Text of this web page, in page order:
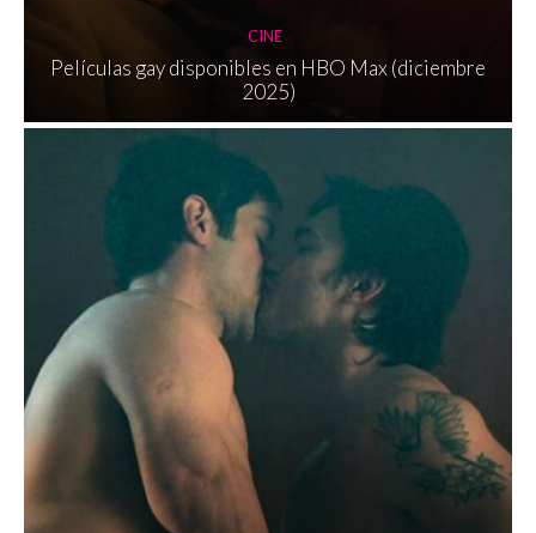
CINE
Películas gay disponibles en HBO Max (diciembre
2025)